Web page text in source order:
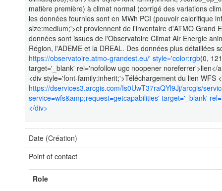
matière première) à climat normal (corrigé des variations
les données fournies sont en MWh PCI (pouvoir calorifique
size:medium;'>et proviennent de l'inventaire d'ATMO Grand
données sont issues de l'Observatoire Climat Air Energie
Région, l'ADEME et la DREAL. Des données plus détaillées
https://observatoire.atmo-grandest.eu/' style='color:rgb(0,
target='_blank' rel='nofollow ugc noopener noreferrer'>lien</
<div style='font-family:inherit;'>Téléchargement du lien WFS
https://dservices3.arcgis.com/Is0UwT37raQYl9Jj/arcgis/
service=wfs&amp;request=getcapabilities' target='_blank'
</div>
Date (Création)
Point of contact
Role